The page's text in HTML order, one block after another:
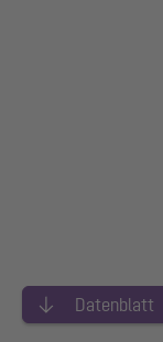
Datenblatt